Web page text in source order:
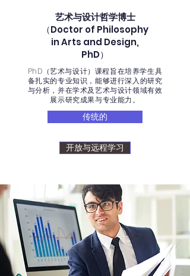
艺术与设计哲学博士
（Doctor of Philosophy
in Arts and Design,
PhD）
PhD（艺术与设计）课程旨在培养学生具
备扎实的专业知识，能够进行深入的研究
与分析，并在学术及艺术与设计领域有效
展示研究成果与专业能力。
传统的
开放与远程学习